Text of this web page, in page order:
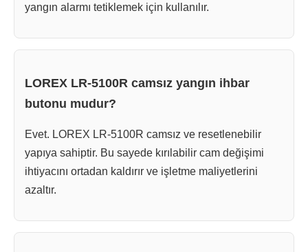
yangın alarmı tetiklemek için kullanılır.
LOREX LR-5100R camsız yangın ihbar
butonu mudur?
Evet. LOREX LR-5100R camsız ve resetlenebilir
yapıya sahiptir. Bu sayede kırılabilir cam değişimi
ihtiyacını ortadan kaldırır ve işletme maliyetlerini
azaltır.